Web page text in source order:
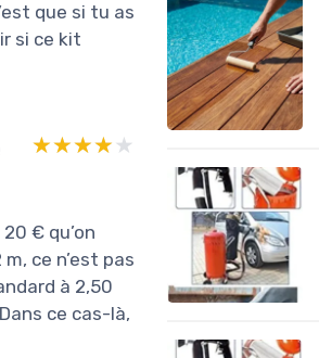
que si tu as
si ce kit
★★★★★
★★★★★
€ qu’on
ce n’est pas
à 2,50
ce cas-là,